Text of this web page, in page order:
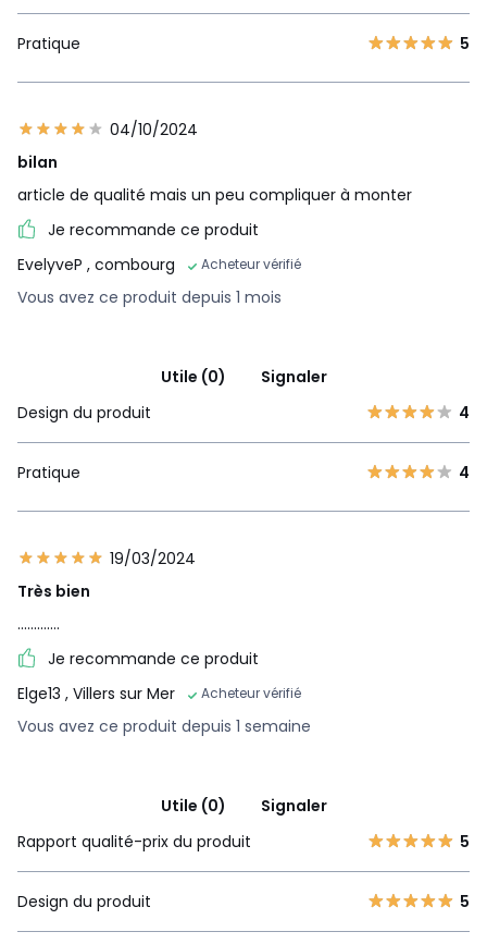
Pratique 5
04/10/2024
bilan
article de qualité mais un peu compliquer à monter
Je recommande ce produit
EvelyveP , combourg Acheteur vérifié
Vous avez ce produit depuis 1 mois
Utile (0)
Signaler
Design du produit
4
Pratique 4
19/03/2024
Très bien
.............
Je recommande ce produit
Elge13 , Villers sur Mer Acheteur vérifié
Vous avez ce produit depuis 1 semaine
Utile (0)
Signaler
Rapport qualité-prix du produit
5
Design du produit 5